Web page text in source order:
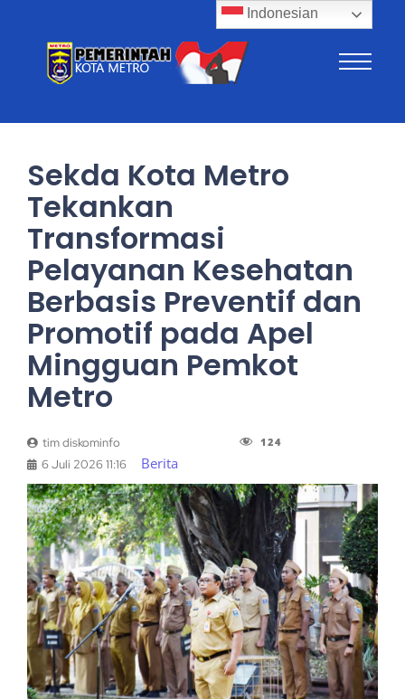
Sekda Kota Metro
Tekankan
Transformasi
Pelayanan Kesehatan
Berbasis Preventif dan
Promotif pada Apel
Mingguan Pemkot
Metro
tim diskominfo
6 Juli 2026 11:16
Berita
124
Indonesian